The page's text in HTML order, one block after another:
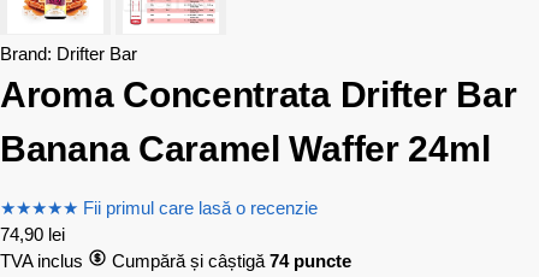
Brand: Drifter Bar
Aroma Concentrata Drifter Bar
Banana Caramel Waffer 24ml
★★★★★ Fii primul care lasă o recenzie
74,90 lei
TVA inclus
Cumpără și câștigă 74 puncte